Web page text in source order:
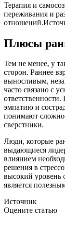
Терапия и
переживания и
отношений.
Плюсы
Тем не менее, у
сторон. Раннее
выносливым,
часто связано с
эмпатию и
понимают
сверстники.
Люди, которые
выдающиеся
влиянием
решения в
высокий уровень
является
Источник
Оцените статью